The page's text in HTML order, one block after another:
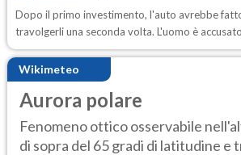
Dopo il primo investimento, l'auto avrebbe
travolgerli una seconda volta. L'uomo è
Wikimeteo
Aurora polare
Fenomeno ottico osservabile
di sopra del 65 gradi di latitudine e